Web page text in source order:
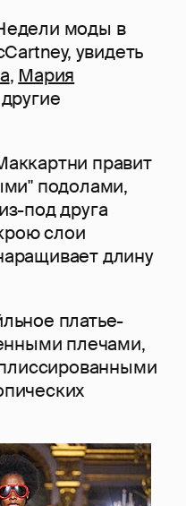
моды в
увидеть
, Мария
правит
подолами,
под друга
слои
длину
платье-
плечами,